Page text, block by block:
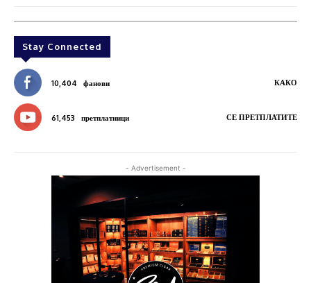
Stay Connected
10,404 фанови КАКО
61,453 претплатници СЕ ПРЕТПЛАТИТЕ
- Advertisement -